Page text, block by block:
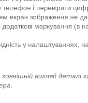
телефон і перевірити
екран зображення не
додаткові маркування (в
у налаштуваннях,
вигляд деталі